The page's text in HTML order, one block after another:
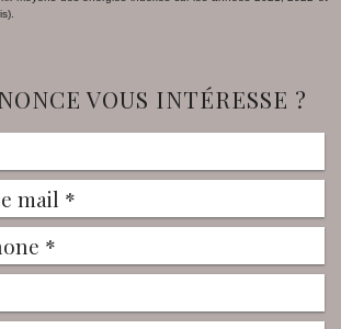
VOUS INTÉRESSE ?